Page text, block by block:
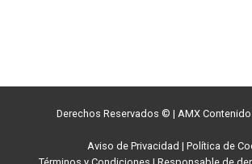
Derechos Reservados © | AMX Contenido
Aviso de Privacidad | Política de